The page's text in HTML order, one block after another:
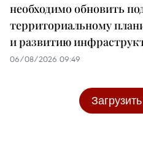
необходимо обновить
территориальному
и развитию
06/08/2026 09:49